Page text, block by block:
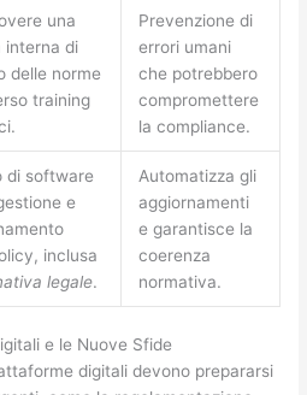
una
interna di
delle norme
training
Prevenzione di
errori umani
che potrebbero
compromettere
la compliance.
di software
e
inclusa
legale.
Automatizza gli
aggiornamenti
e garantisce la
coerenza
normativa.
e le Nuove Sfide
digitali devono prepararsi